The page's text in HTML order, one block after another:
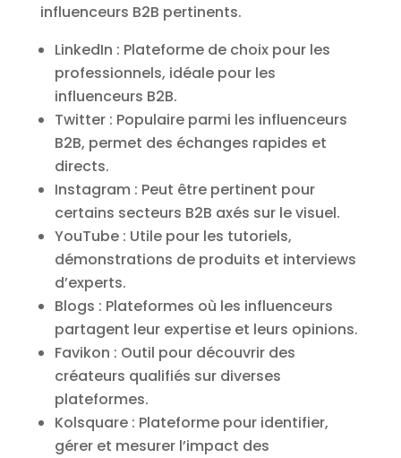
influenceurs B2B pertinents.
LinkedIn : Plateforme de choix pour les
professionnels, idéale pour les
influenceurs B2B.
Twitter : Populaire parmi les influenceurs
B2B, permet des échanges rapides et
directs.
Instagram : Peut être pertinent pour
certains secteurs B2B axés sur le visuel.
YouTube : Utile pour les tutoriels,
démonstrations de produits et interviews
d’experts.
Blogs : Plateformes où les influenceurs
partagent leur expertise et leurs opinions.
Favikon : Outil pour découvrir des
créateurs qualifiés sur diverses
plateformes.
Kolsquare : Plateforme pour identifier,
gérer et mesurer l’impact des